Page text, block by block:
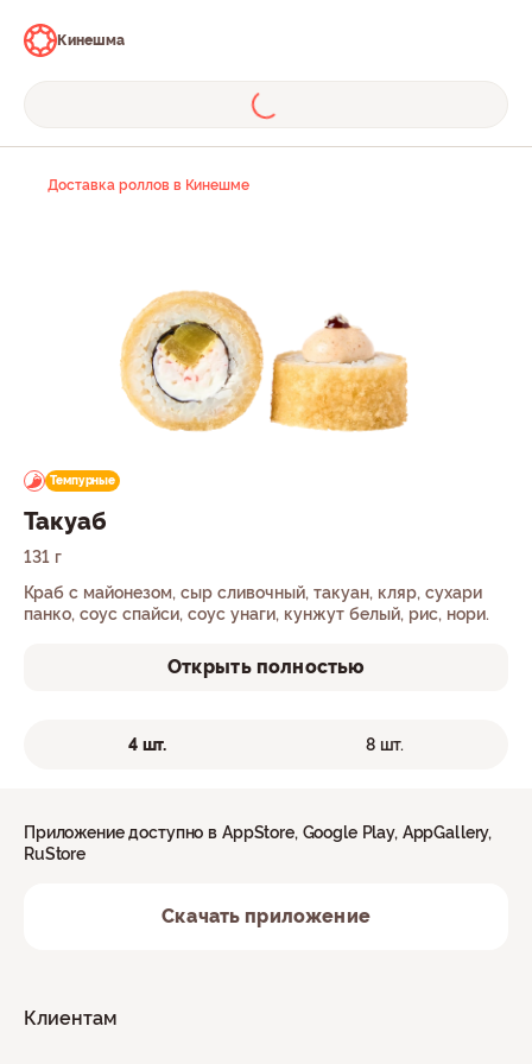
Кинешма
Доставка роллов в Кинешме
Темпурные
Такуаб
131 г
Краб с майонезом, сыр сливочный, такуан, кляр, сухари
панко, соус спайси, соус унаги, кунжут белый, рис, нори.
Открыть полностью
4 шт. 8 шт.
Клиентам
Приложение доступно в AppStore, Google Play, AppGallery,
RuStore
Скачать приложение